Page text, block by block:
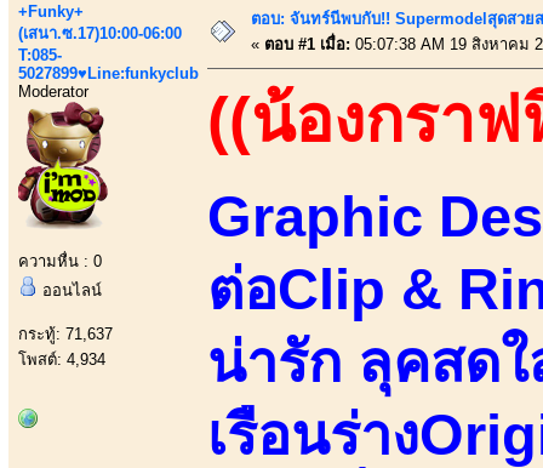
+Funky+
(เสนา.ซ.17)10:00-06:00
T:085-
5027899♥Line:funkyclub
Moderator
ความหื่น : 0
ออนไลน์
กระทู้: 71,637
โพสต์: 4,934
ตอบ: จันทร์นีพบกับ!! Supermodelสุดสวย
« ตอบ #1 เมื่อ: 05:07:38 AM 19 สิงหาคม
((น้องกรา
Graphic
ต่อClip &
น่ารัก ลุคสดใ
เรือนร่าง